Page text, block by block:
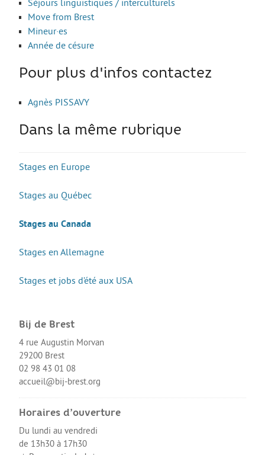
Séjours linguistiques / interculturels
Move from Brest
Mineur·es
Année de césure
Pour plus d'infos contactez
Agnès PISSAVY
Dans la même rubrique
Stages en Europe
Stages au Québec
Stages au Canada
Stages en Allemagne
Stages et jobs d’été aux USA
Bij de Brest
4 rue Augustin Morvan
29200 Brest
02 98 43 01 08
accueil@bij-brest.org
Horaires d’ouverture
Du lundi au vendredi
de 13h30 à 17h30